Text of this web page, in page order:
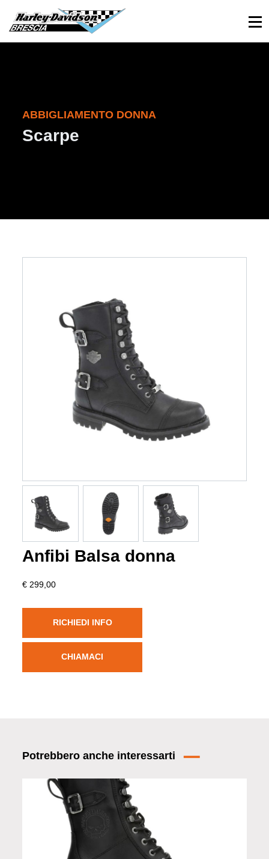
030 3366984 Viale Sant’Eufemia, 26 - Brescia
ABBIGLIAMENTO DONNA
Scarpe
Anfibi Balsa donna
€ 299,00
RICHIEDI INFO
CHIAMACI
Potrebbero anche interessarti